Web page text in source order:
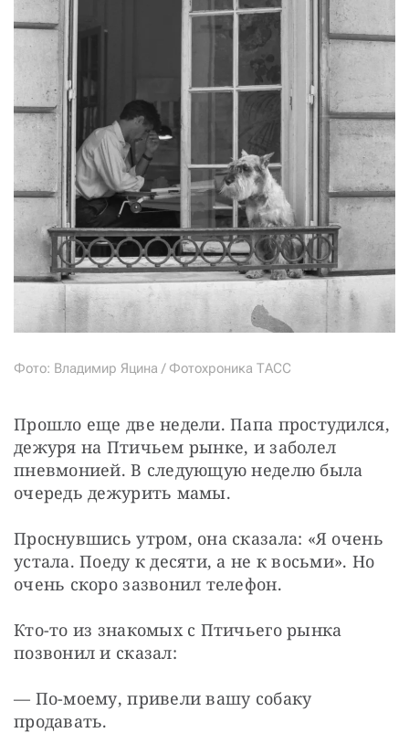
Фото: Владимир Яцина / Фотохроника ТАСС
Прошло еще две недели. Папа простудился,
дежуря на Птичьем рынке, и заболел
пневмонией. В следующую неделю была
очередь дежурить мамы.
Проснувшись утром, она сказала: «Я очень
устала. Поеду к десяти, а не к восьми». Но
очень скоро зазвонил телефон.
Кто-то из знакомых с Птичьего рынка
позвонил и сказал:
— По-моему, привели вашу собаку
продавать.